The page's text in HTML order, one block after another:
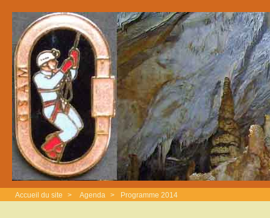
Accueil du site > Agenda > Programme 2014